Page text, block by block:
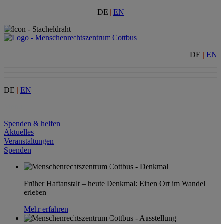
DE | EN
DE | EN
DE | EN
Spenden & helfen
Aktuelles
Veranstaltungen
Spenden
Früher Haftanstalt – heute Denkmal: Einen Ort im Wandel
erleben
Mehr erfahren